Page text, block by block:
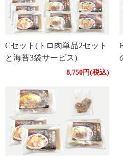
Cセット(トロ肉単品2セット
と海苔3袋サービス)
8,750円(税込)